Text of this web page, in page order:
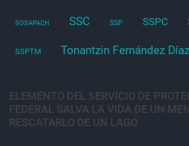
SOSAPACH SSC SSP SSPC
SSPTM Tonantzin Fernández Díaz
ELEMENTO DEL SERVICIO DE
FEDERAL SALVA LA VIDA DE UN
RESCATARLO DE UN LAGO